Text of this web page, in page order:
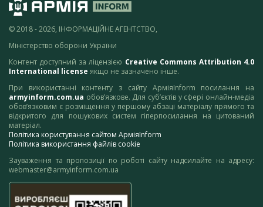
© 2018 - 2026, ІНФОРМАЦІЙНЕ АГЕНТСТВО,
Міністерство оборони України
Контент доступний за ліцензією Creative Commons Attribution 4.0
International license якщо не зазначено інше.
При використанні контенту з сайту АрміяInform посилання на
armyinform.com.ua обов’язкове. Для суб’єктів у сфері онлайн-медіа
обов’язковим є розміщення у першому абзаці матеріалу прямого та
відкритого для пошукових систем гіперпосилання на цитований
матеріал.
Політика користування сайтом АрміяInform
Політика використання файлів cookie
Зауваження та пропозиції по роботі сайту надсилайте на адресу:
webmaster@armyinform.com.ua